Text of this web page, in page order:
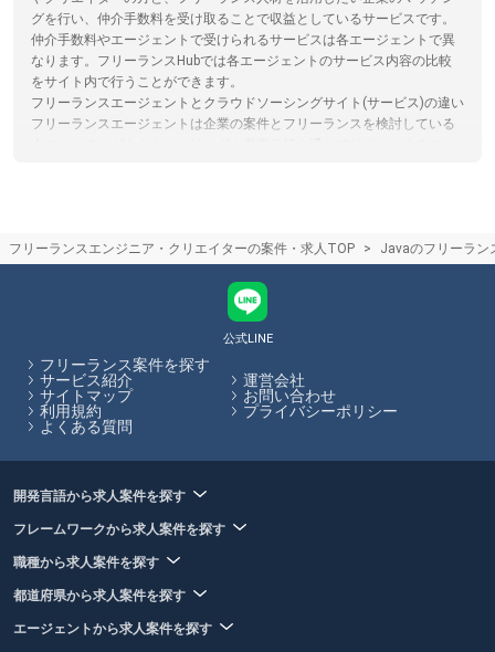
グを行い、仲介手数料を受け取ることで収益としているサービスです。
仲介手数料やエージェントで受けられるサービスは各エージェントで異
なります。フリーランスHubでは各エージェントのサービス内容の比較
をサイト内で行うことができます。
フリーランスエージェントとクラウドソーシングサイト(サービス)の違い
フリーランスエージェントは企業の案件とフリーランスを検討している
保有する案件を多数掲載しています。
エージェント担当者とのカウンセリング面談の際には、希望の単価や稼
働可能な日数、勤務形態などを伝えましょう。正しく希望を伝えること
で、お客様の希望に合った案件の紹介可能性が高まります。フリーラン
スHubでは、各エージェントのサービス内容やその比較をサイト内で行
うことができます。
フリーランスHubはお客様のフリーランス案件探しを最大限サポートし
ていきます。
フリーランスエンジニア・クリエイターの案件・求人TOP Javaのフリーラン
公式LINE
フリーランス案件を探す
サービス紹介
運営会社
サイトマップ
お問い合わせ
利用規約
プライバシーポリシー
よくある質問
開発言語から求人案件を探す
フレームワークから求人案件を探す
職種から求人案件を探す
都道府県から求人案件を探す
エージェントから求人案件を探す